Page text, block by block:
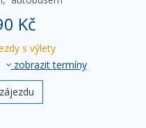
Kč
s výlety
zobrazit termíny